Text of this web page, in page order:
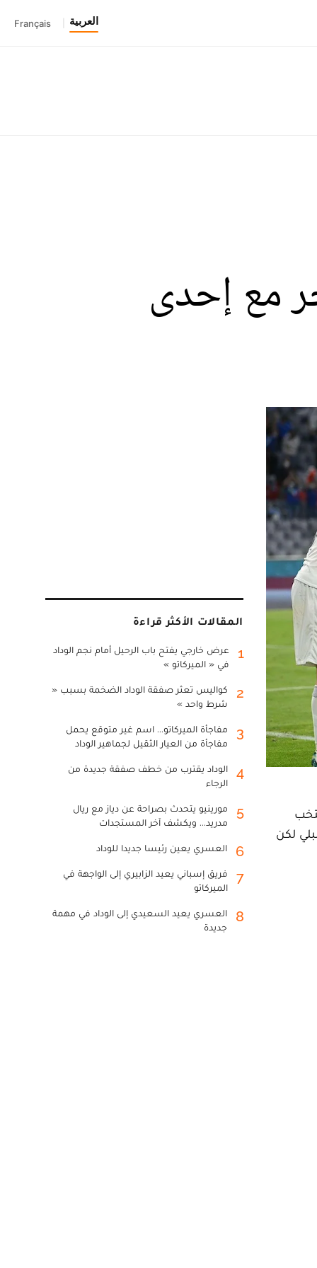
العربية Français
مع إحدى
لكن
المقالات الأكثر قراءة
1
عرض خارجي يفتح باب الرحيل أمام نجم الوداد
في « الميركاتو »
2
كواليس تعثر صفقة الوداد الضخمة بسبب «
شرط واحد »
3
مفاجأة الميركاتو... اسم غير متوقع يحمل
مفاجأة من العيار الثقيل لجماهير الوداد
4
الوداد يقترب من خطف صفقة جديدة من
الرجاء
5
مورينيو يتحدث بصراحة عن دياز مع ريال
مدريد... ويكشف آخر المستجدات
6 العسري يعين رئيسا جديدا للوداد
7
فريق إسباني يعيد الزابيري إلى الواجهة في
الميركاتو
8
العسري يعيد السعيدي إلى الوداد في مهمة
جديدة